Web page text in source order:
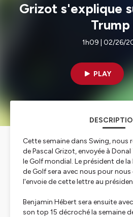
Grizot s'explique
Trump
1h09 | 02/26/
PLAY
Cette semaine dans Swing, nous
de Pascal Grizot, envoyée à
le Golf mondial. Le président de
de Golf sera avec nous pour
l'envoie de cette lettre au
Benjamin Hébert sera ensuite
son top 15 décroché la semaine